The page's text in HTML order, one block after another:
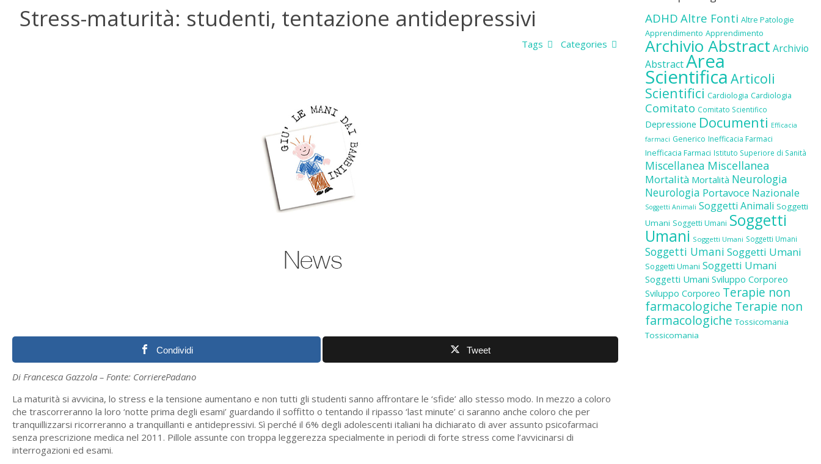
Stress-maturità: studenti, tentazione antidepressivi
Categories
Tags
Condividi Tweet
Di Francesca Gazzola – Fonte: CorrierePadano
La maturità si avvicina, lo stress e la tensione aumentano e non tutti gli studenti sanno affrontare le ‘sfide’ allo stesso modo. In mezzo a coloro
che trascorreranno la loro ‘notte prima degli esami’ guardando il soffitto o tentando il ripasso ‘last minute’ ci saranno anche coloro che per
tranquillizzarsi ricorreranno a tranquillanti e antidepressivi. Sì perché il 6% degli adolescenti italiani ha dichiarato di aver assunto psicofarmaci
senza prescrizione medica nel 2011. Pillole assunte con troppa leggerezza specialmente in periodi di forte stress come l’avvicinarsi di
interrogazioni ed esami.
ADHD Altre Fonti Altre Patologie
Apprendimento Apprendimento
Archivio Abstract Archivio
AbstractArea
Scientifica Articoli
Scientifici Cardiologia Cardiologia
Comitato Comitato Scientifico
Depressione Documenti Efficacia
farmaci Generico Inefficacia Farmaci
Inefficacia Farmaci Istituto Superiore di Sanità
Miscellanea Miscellanea
Mortalità Mortalità Neurologia
Neurologia Portavoce Nazionale
Soggetti Animali Soggetti Animali Soggetti
Umani Soggetti Umani Soggetti
Umani Soggetti Umani Soggetti Umani
Soggetti Umani Soggetti Umani
Soggetti Umani Soggetti Umani
Soggetti Umani Sviluppo Corporeo
Sviluppo Corporeo Terapie non
farmacologiche Terapie non
farmacologiche Tossicomania
Tossicomania